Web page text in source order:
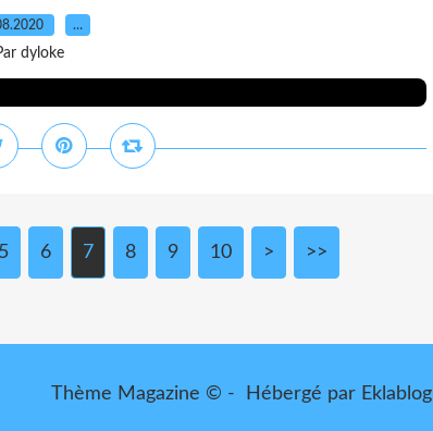
…
dyloke
5 6 7 8 9 10 20
> >>
Thème Magazine © - Hébergé par Eklablog